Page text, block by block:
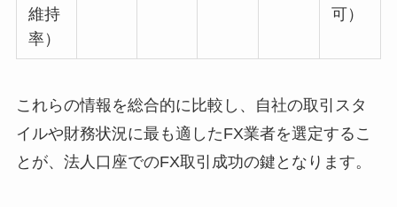
維持
率）
可）
これらの情報を総合的に比較し、自社の取引スタ
イルや財務状況に最も適したFX業者を選定するこ
とが、法人口座でのFX取引成功の鍵となります。